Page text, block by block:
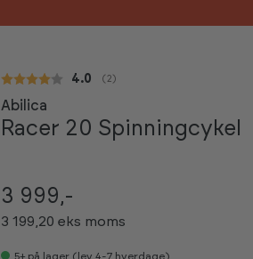
Gennemsnitlig vurdering:
4.0 ( stemmer:
2 )
Abilica
Racer 20 Spinningcykel
3 999,-
3 199,20 eks moms
5+ på lager (lev 4-7 hverdage)